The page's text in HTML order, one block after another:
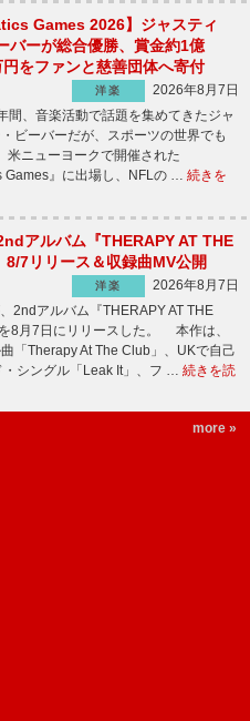
Games 2026】ジャスティ
バーが総合優勝、賞金約1億
をファンと慈善団体へ寄付
洋楽
2026年8月7日
間、音楽活動で話題を集めてきたジャ
ビーバーだが、スポーツの世界でも
ニューヨークで開催された
Games』に出場し、NFLの … 続きを
アルバム『THERAPY AT THE
8/7リリース＆収録曲MV公開
洋楽
2026年8月7日
2ndアルバム『THERAPY AT THE
8月7日にリリースした。 本作は、
「Therapy At The Club」、UKで自己
シングル「Leak It」、フ … 続きを読
more »